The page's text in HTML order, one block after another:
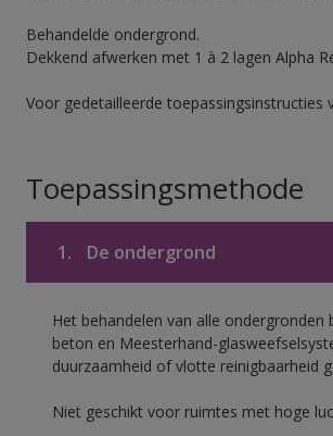
Behandelde ondergrond.
Dekkend afwerken met 1 à 2 lagen Alpha
Voor gedetailleerde
Toepassingsmethode
1. De ondergrond
Het behandelen van alle
beton en Meesterhand-
duurzaamheid of vlotte reinigbaarheid
Niet geschikt voor ruimtes met hoge